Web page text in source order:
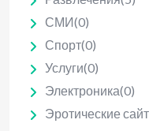
СМИ(0)
Спорт(0)
Услуги(0)
Электроника(0)
Эротические